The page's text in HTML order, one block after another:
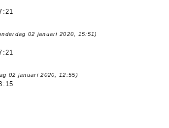
02 januari 2020, 15:51)
02 januari 2020, 12:55)